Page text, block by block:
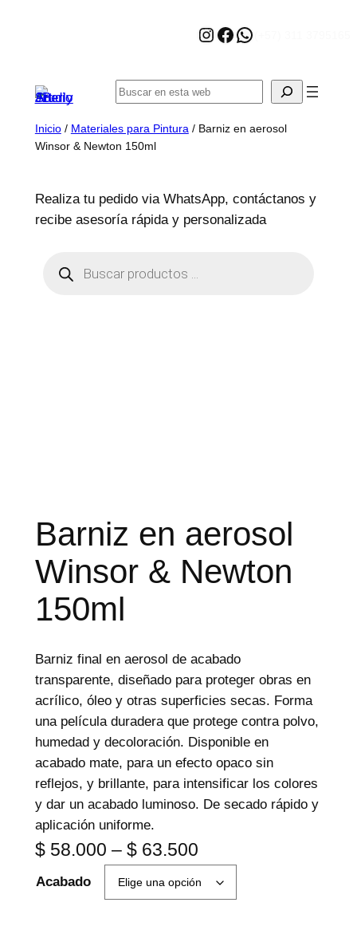
Instagram
Facebook
WhatsApp
Buscar
Inicio/ Materiales para Pintura / Barniz en aerosol
Winsor & Newton 150ml
Realiza tu pedido via WhatsApp, contáctanos y
recibe asesoría rápida y personalizada
Barniz en aerosol
Winsor & Newton
150ml
Barniz final en aerosol de acabado
transparente, diseñado para proteger obras en
acrílico, óleo y otras superficies secas. Forma
una película duradera que protege contra polvo,
humedad y decoloración. Disponible en
acabado mate, para un efecto opaco sin
reflejos, y brillante, para intensificar los colores
y dar un acabado luminoso. De secado rápido y
aplicación uniforme.
$58.000 – $63.500P
r
i
Acabado